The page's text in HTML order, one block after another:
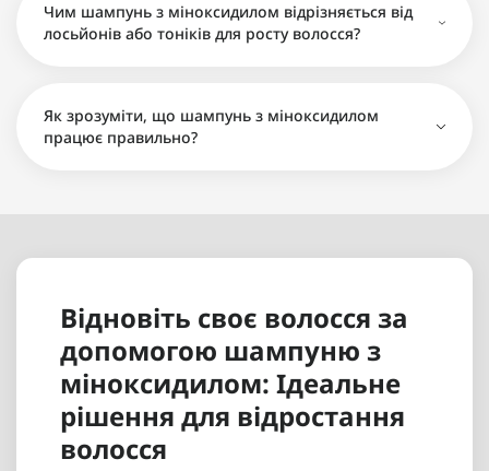
Чим шампунь з міноксидилом відрізняється від
лосьйонів або тоніків для росту волосся?
Як зрозуміти, що шампунь з міноксидилом
працює правильно?
Відновіть своє волосся за
допомогою шампуню з
міноксидилом: Ідеальне
рішення для відростання
волосся